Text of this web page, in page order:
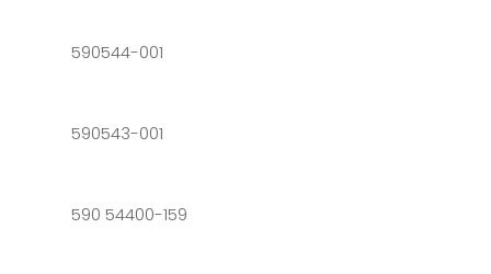
590544-001
590543-001
590 54400-159